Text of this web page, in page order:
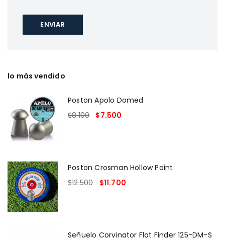
lo más vendido
Poston Apolo Domed
$8.100 $7.500
Poston Crosman Hollow Point
$12.500 $11.700
Señuelo Corvinator Flat Finder 125-DM-S